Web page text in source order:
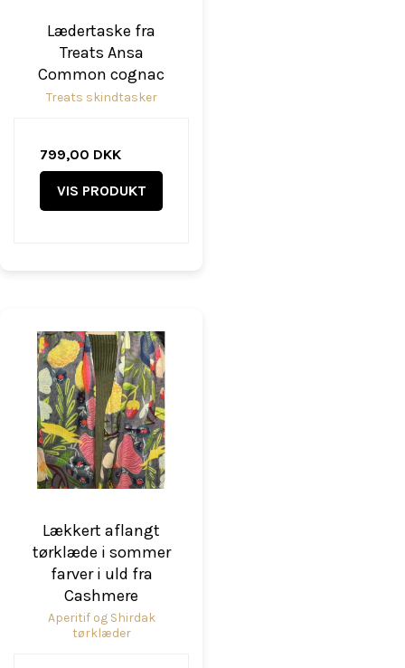
Lædertaske fra
Treats Ansa
Common cognac
Treats skindtasker
799,00 DKK
VIS PRODUKT
Lækkert aflangt
tørklæde i sommer
farver i uld fra
Cashmere
Aperitif og Shirdak
tørklæder